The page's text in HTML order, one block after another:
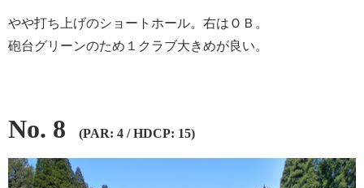
やや打ち上げのショートホール。右はＯＢ。
砲台グリーンのため１クラブ大きめが良い。
No. 8 (PAR: 4 / HDCP: 15)